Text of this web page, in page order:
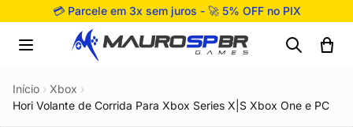
Pular para o conteúdo
💳 Parcele em 3x sem juros - 🚀 5% OFF no PIX
Início › Xbox ›
Hori Volante de Corrida Para Xbox Series X|S Xbox One e PC